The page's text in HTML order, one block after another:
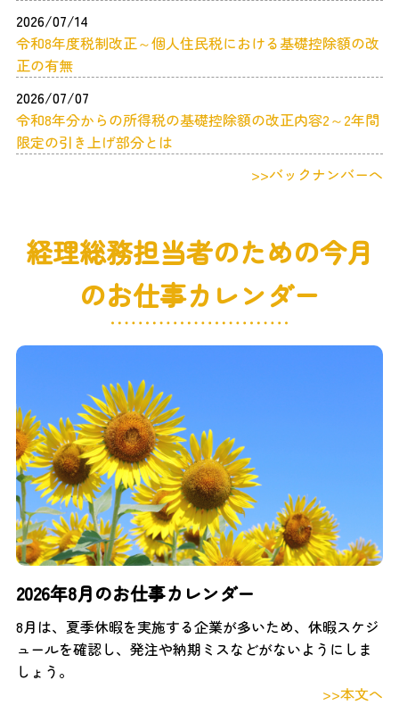
2026/07/14
令和8年度税制改正～個人住民税における基礎控除額の改
正の有無
2026/07/07
令和8年分からの所得税の基礎控除額の改正内容2～2年間
限定の引き上げ部分とは
>>バックナンバーへ
経理総務担当者のための今月
のお仕事カレンダー
2026年8月のお仕事カレンダー
8月は、夏季休暇を実施する企業が多いため、休暇スケジ
ュールを確認し、発注や納期ミスなどがないようにしま
しょう。
>>本文へ